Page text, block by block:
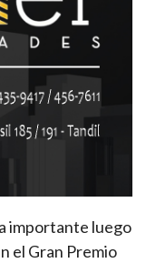
importante luego
el Gran Premio